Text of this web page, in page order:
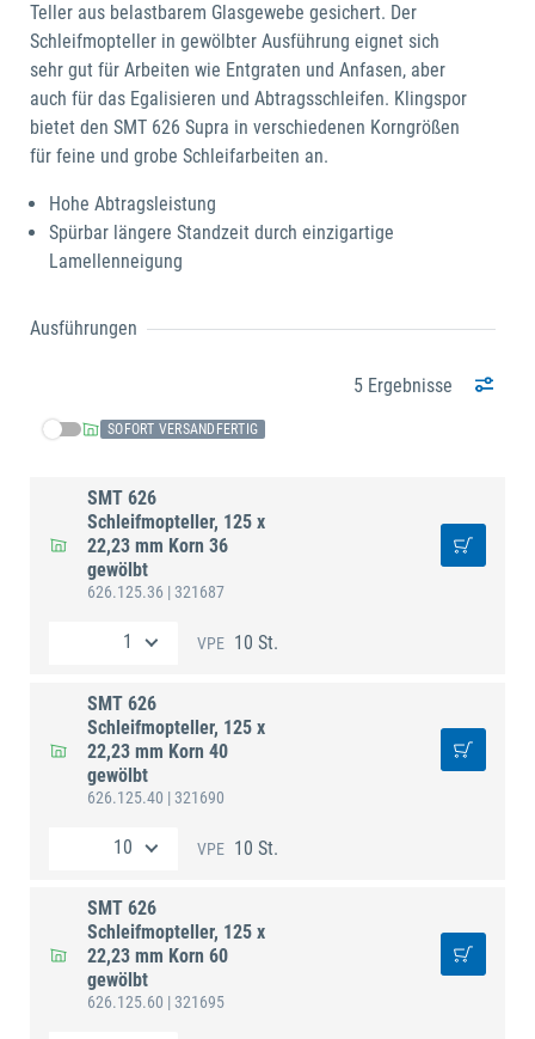
Teller aus belastbarem Glasgewebe gesichert. Der
Schleifmopteller in gewölbter Ausführung eignet sich
sehr gut für Arbeiten wie Entgraten und Anfasen, aber
auch für das Egalisieren und Abtragsschleifen. Klingspor
bietet den SMT 626 Supra in verschiedenen Korngrößen
für feine und grobe Schleifarbeiten an.
Hohe Abtragsleistung
Spürbar längere Standzeit durch einzigartige
Lamellenneigung
Ausführungen
5 Ergebnisse
SOFORT VERSANDFERTIG
SMT 626
Schleifmopteller, 125 x
22,23 mm Korn 36
gewölbt
626.125.36 | 321687
VPE 10 St.
SMT 626
Schleifmopteller, 125 x
22,23 mm Korn 40
gewölbt
626.125.40 | 321690
VPE 10 St.
SMT 626
Schleifmopteller, 125 x
22,23 mm Korn 60
gewölbt
626.125.60 | 321695